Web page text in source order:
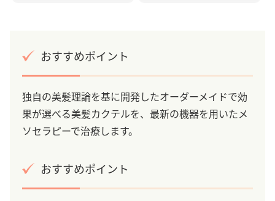
おすすめポイント
独自の美髪理論を基に開発したオーダーメイドで効
果が選べる美髪カクテルを、最新の機器を用いたメ
ソセラピーで治療します。
おすすめポイント